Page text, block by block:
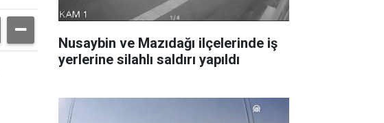
Nusaybin ve Mazıdağı ilçelerinde iş
yerlerine silahlı saldırı yapıldı